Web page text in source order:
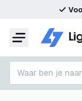
Menu
Waar ben je